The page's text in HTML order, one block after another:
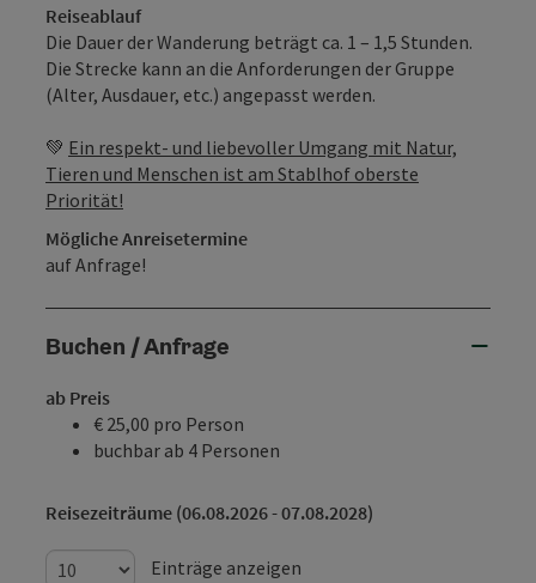
Reiseablauf
Die Dauer der Wanderung beträgt ca. 1 – 1,5 Stunden.
Die Strecke kann an die Anforderungen der Gruppe
(Alter, Ausdauer, etc.) angepasst werden.
💚 Ein respekt- und liebevoller Umgang mit Natur,
Tieren und Menschen ist am Stablhof oberste
Priorität!
Mögliche Anreisetermine
auf Anfrage!
Buchen / Anfrage
ab Preis
€ 25,00 pro Person
buchbar ab 4 Personen
Reisezeiträume (06.08.2026 - 07.08.2028)
Einträge anzeigen